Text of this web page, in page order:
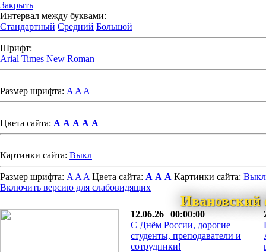
Закрыть
Интервал между буквами:
Стандартный Средний Большой
Шрифт:
Arial Times New Roman
Размер шрифта: A A A
Цвета сайта: A A A A A
Картинки сайта: Выкл
Размер шрифта: A A A Цвета сайта: A A A Картинки сайта: Выкл
Включить версию для слабовидящих
12.06.26 | 00:00:00
С Днём России, дорогие
студенты, преподаватели и
сотрудники!